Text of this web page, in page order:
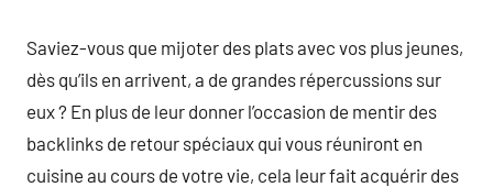
Saviez-vous que mijoter des plats avec vos plus jeunes,
dès qu’ils en arrivent, a de grandes répercussions sur
eux ? En plus de leur donner l’occasion de mentir des
backlinks de retour spéciaux qui vous réuniront en
cuisine au cours de votre vie, cela leur fait acquérir des